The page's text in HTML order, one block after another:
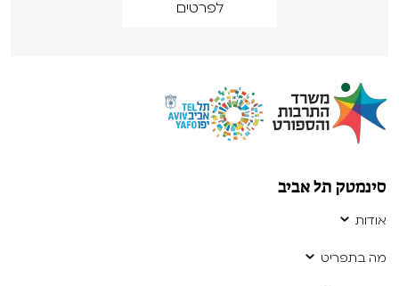
לפרטים
סינמטק תל אביב
אודות
מה בתפריט